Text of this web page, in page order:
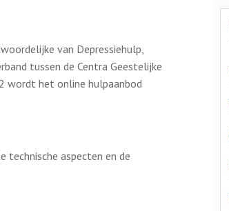
van Depressiehulp,
tussen de Centra Geestelijke
wordt het online hulpaanbod
technische aspecten en de